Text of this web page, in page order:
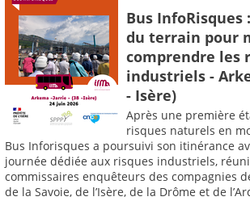
Bus InfoRisques
du terrain pour
comprendre les
industriels -
- Isère)
Après une première
risques naturels en
Bus Inforisques a poursuivi son itinérance
journée dédiée aux risques industriels,
commissaires enquêteurs des compagnies
de la Savoie, de l’Isère, de la Drôme et de